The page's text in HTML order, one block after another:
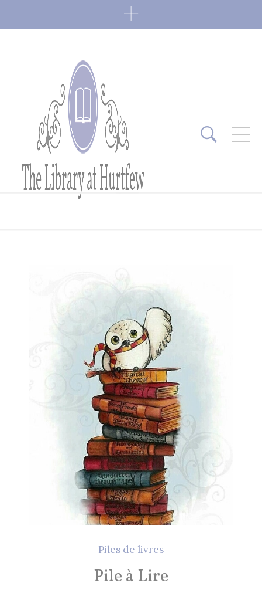
Fin de série 2022
7 janvier 2022 0 Comments
Lectures 2022
6 janvier 2022 0 Comments
Lectures 2021
8 décembre 2020 1 Comment
EN CE MOMENT, JE LIS…
Les Cités des Anciens, Intégrale 1
Fantasy Art: Peindre Un Univers De
The Art of Heikala: Works and
Piles de livres
Pile à Lire